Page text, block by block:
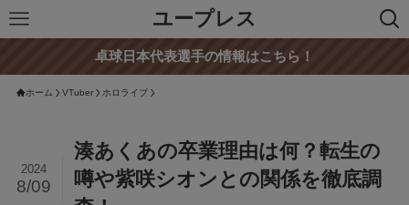
ユープレス
卓球日本代表選手の情報はこちら！
ホーム VTuber ホロライブ
湊あくあの卒業理由は何？転生の
噂や紫咲シオンとの関係を徹底調
2024
8/09